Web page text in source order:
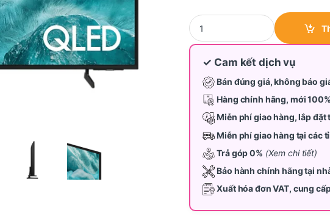
Tivi Samsung QLED 75 inch
✓ Cam kết dịch vụ
Bán đúng giá, không báo
Hàng chính hãng, mới
Miễn phí giao hàng, lắp đặt
Miễn phí giao hàng tại các
Trả góp 0% (Xem chi tiết)
Bảo hành chính hãng tại
Xuất hóa đơn VAT, cung